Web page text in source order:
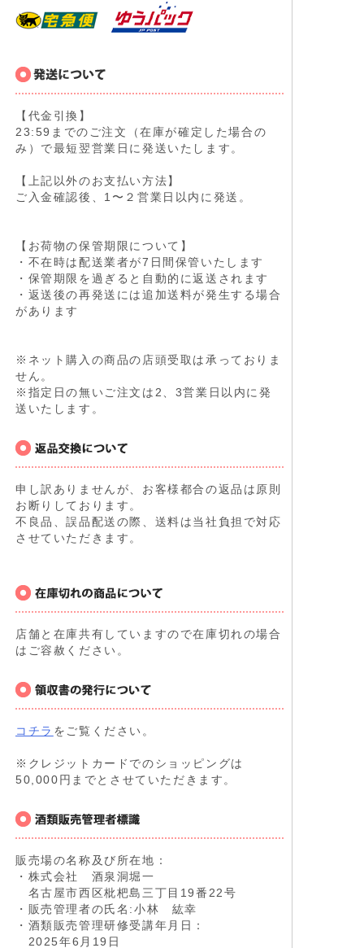
【代金引換】
23:59までのご注文（在庫が確定した場合の
み）で最短翌営業日に発送いたします。
【上記以外のお支払い方法】
ご入金確認後、1〜２営業日以内に発送。
【お荷物の保管期限について】
・不在時は配送業者が7日間保管いたします
・保管期限を過ぎると自動的に返送されます
・返送後の再発送には追加送料が発生する場合
があります
※ネット購入の商品の店頭受取は承っておりま
せん。
※指定日の無いご注文は2、3営業日以内に発
送いたします。
申し訳ありませんが、お客様都合の返品は原則
お断りしております。
不良品、誤品配送の際、送料は当社負担で対応
させていただきます。
店舗と在庫共有していますので在庫切れの場合
はご容赦ください。
コチラ をご覧ください。
※クレジットカードでのショッピングは
50,000円までとさせていただきます。
販売場の名称及び所在地：
・株式会社 酒泉洞堀一
名古屋市西区枇杷島三丁目19番22号
・販売管理者の氏名:小林 紘幸
・酒類販売管理研修受講年月日：
2025年6月19日